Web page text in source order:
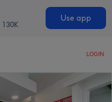
130K
Use app
LOGIN